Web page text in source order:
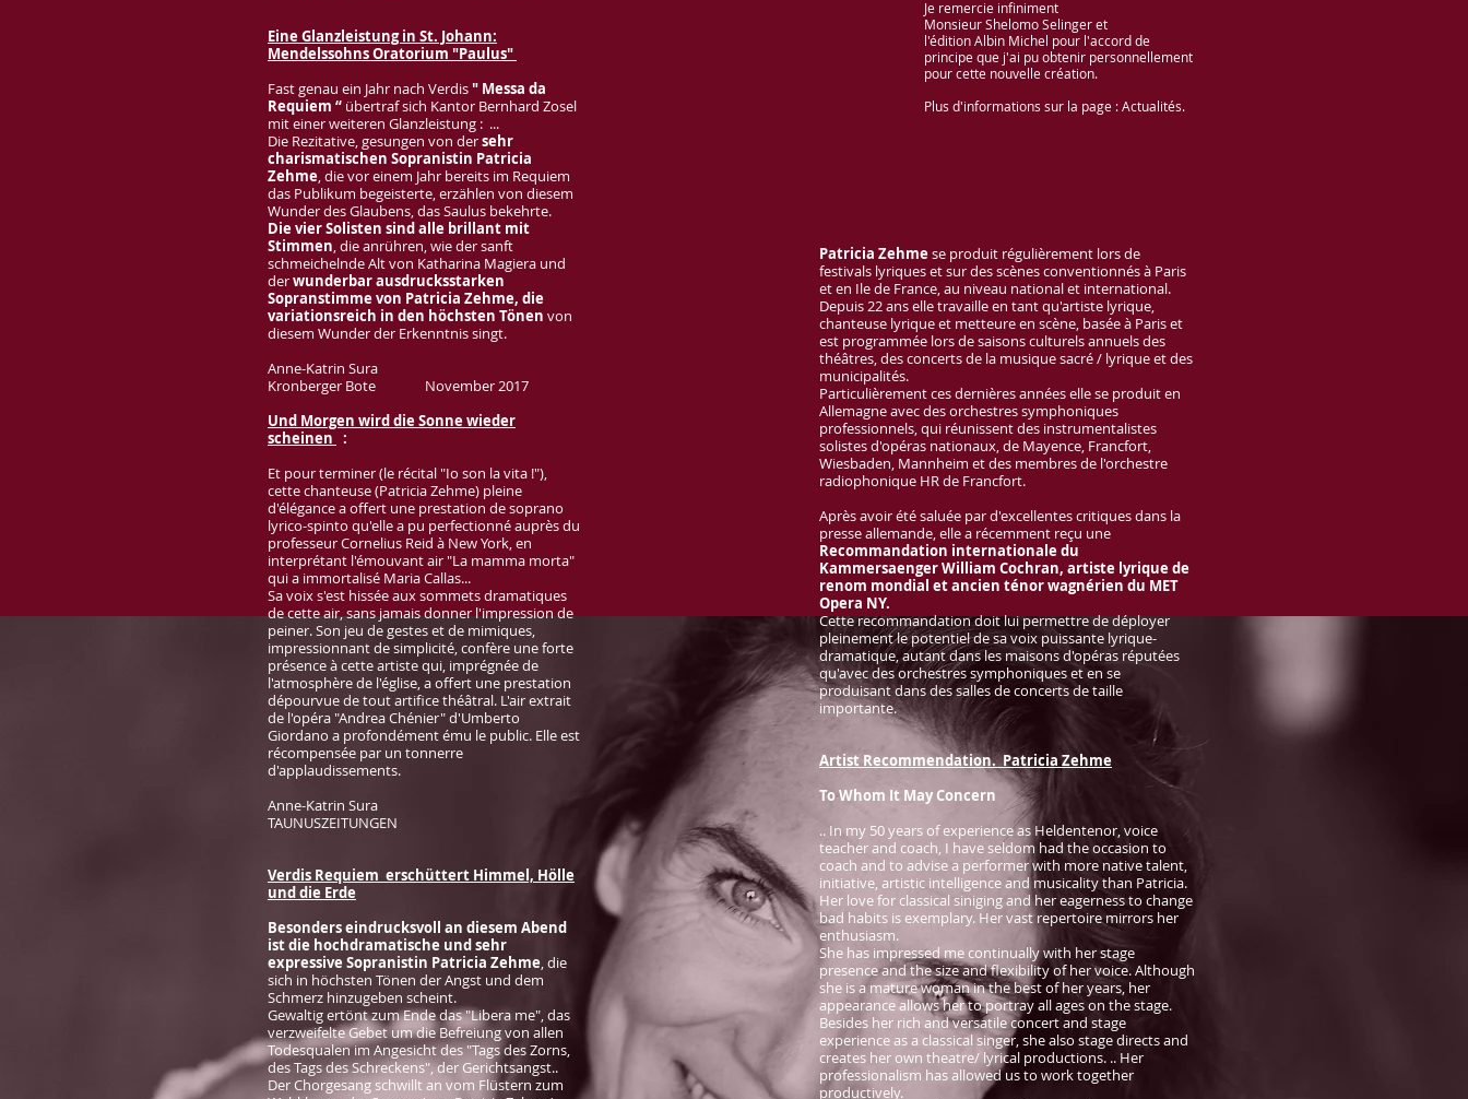
Je remercie infiniment
Monsieur Shelomo Selinger et
l'édition Albin Michel pour l'accord de
principe que j'ai pu obtenir personnellement
pour cette nouvelle création.
Plus d'informations sur la page : Actualités.
Patricia Zehme se produit régulièrement lors de
festivals lyriques et sur des scènes conventionnés à Paris
et en Ile de France, au niveau national et international.
Depuis 22 ans elle travaille en tant qu'artiste lyrique,
chanteuse lyrique et metteure en scène, basée à Paris et
est programmée lors de saisons culturels annuels des
théâtres, des concerts de la musique sacré / lyrique et des
municipalités.
Particulièrement ces dernières années elle se produit en
Allemagne avec des orchestres symphoniques
professionnels, qui réunissent des instrumentalistes
solistes d'opéras nationaux, de Mayence, Francfort,
Wiesbaden, Mannheim et des membres de l'orchestre
radiophonique HR de Francfort.
Après avoir été saluée par d'excellentes critiques dans la
presse allemande, elle a récemment reçu une
Recommandation internationale du
Kammersaenger William Cochran, artiste lyrique de
renom mondial et ancien ténor wagnérien du MET
Opera NY.
Cette recommandation doit lui permettre de déployer
pleinement le potentiel de sa voix puissante lyrique-
dramatique, autant dans les maisons d'opéras réputées
qu'avec des orchestres symphoniques et en se
produisant dans des salles de concerts de taille
importante.
Artist Recommendation. Patricia Zehme
To Whom It May Concern
.. In my 50 years of experience as Heldentenor, voice
teacher and coach, I have seldom had the occasion to
coach and to advise a performer with more native talent,
initiative, artistic intelligence and musicality than Patricia.
Her love for classical siniging and her eagerness to change
bad habits is exemplary. Her vast repertoire mirrors her
enthusiasm.
She has impressed me continually with her stage
presence and the size and flexibility of her voice. Although
she is a mature woman in the best of her years, her
appearance allows her to portray all ages on the stage.
Besides her rich and versatile concert and stage
experience as a classical singer, she also stage directs and
creates her own theatre/ lyrical productions. .. Her
professionalism has allowed us to work together
productively.
Eine Glanzleistung in St. Johann:
MendelssohnsOratorium "Paulus"
Fast genau ein Jahr nach Verdis" Messa da
Requiem “ übertraf sich Kantor Bernhard Zosel
mit einer weiteren Glanzleistung : ...
Die Rezitative, gesungen von dersehr
charismatischen Sopranistin Patricia
Zehme, die vor einem Jahr bereits im Requiem
das Publikum begeisterte, erzählen von diesem
Wunder des Glaubens, das Saulus bekehrte.
Die vier Solisten sind alle brillant mit
Stimmen, die anrühren, wie der sanft
schmeichelnde Alt von Katharina Magiera und
derwunderbar ausdrucksstarken
Sopranstimme von Patricia Zehme, die
variationsreich in den höchsten Tönen von
diesem Wunder der Erkenntnis singt.
Anne-Katrin Sura
Kronberger Bote November 2017
Und Morgen wird die Sonne wieder
scheinen :
​Et pour terminer (le récital "Io son la vita !"),
cette chanteuse (Patricia Zehme) pleine
d'élégance a offert une prestation de soprano
lyrico-spinto qu'elle a pu perfectionné auprès du
professeur Cornelius Reid à New York, en
interprétant l'émouvant air "La mamma morta"
qui a immortalisé Maria Callas...
Sa voix s'est hissée aux sommets dramatiques
de cette air, sans jamais donner l'impression de
peiner. Son jeu de gestes et de mimiques,
impressionnant de simplicité, confère une forte
présence à cette artiste qui, imprégnée de
l'atmosphère de l'église, a offert une prestation
dépourvue de tout artifice théâtral. L'air extrait
de l'opéra "Andrea Chénier" d'Umberto
Giordano a profondément ému le public. Elle est
récompensée par un tonnerre
d'applaudissements.
Anne-Katrin Sura
TAUNUSZEITUNGEN
Verdis Requiem erschüttert Himmel, Hölle
und die Erde
Besonders eindrucksvoll an diesem Abend
ist die hochdramatische und sehr
expressive Sopranistin Patricia Zehme, die
sich in höchsten Tönen der Angst und dem
Schmerz hinzugeben scheint.
Gewaltig ertönt zum Ende das "Libera me", das
verzweifelte Gebet um die Befreiung von allen
Todesqualen im Angesicht des "Tags des Zorns,
des Tags des Schreckens", der Gerichtsangst..
Der Chorgesang schwillt an vom Flüstern zum